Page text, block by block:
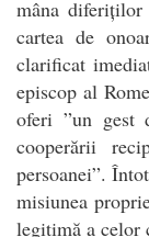
mâna
cartea de
clarificat
episcop al
oferi ”un gest
cooperării
persoanei”.
misiunea
legitimă a celor